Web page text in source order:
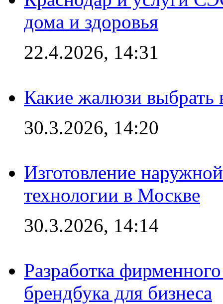
дома и здоровья
22.4.2026, 14:31
Какие жалюзи выбрать
30.3.2026, 14:20
Изготовление
технологии в Москве
30.3.2026, 14:14
Разработка
брендбука для бизнеса